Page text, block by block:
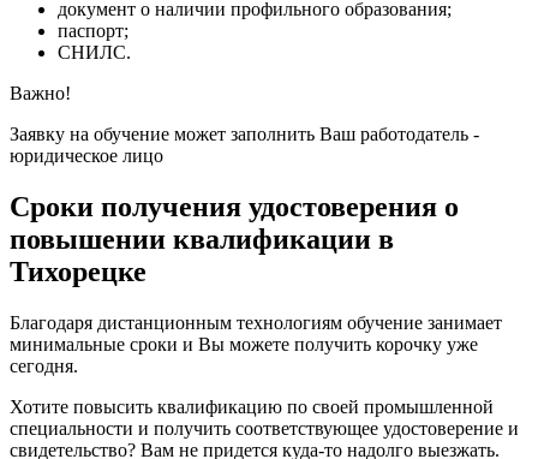
документ о наличии профильного образования;
паспорт;
СНИЛС.
Важно!
Заявку на обучение может заполнить Ваш работодатель -
юридическое лицо
Сроки получения удостоверения о
повышении квалификации в
Тихорецке
Благодаря дистанционным технологиям обучение занимает
минимальные сроки и Вы можете получить корочку уже
сегодня.
Хотите повысить квалификацию по своей промышленной
специальности и получить соответствующее удостоверение и
свидетельство? Вам не придется куда-то надолго выезжать.